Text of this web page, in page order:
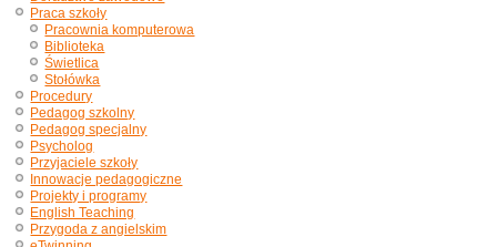
Praca szkoły
Pracownia komputerowa
Biblioteka
Świetlica
Stołówka
Procedury
Pedagog szkolny
Pedagog specjalny
Psycholog
Przyjaciele szkoły
Innowacje pedagogiczne
Projekty i programy
English Teaching
Przygoda z angielskim